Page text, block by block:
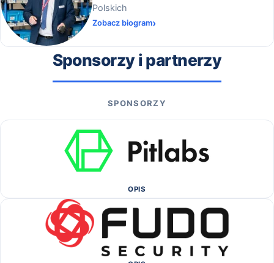
Polskich
Zobacz biogram
Sponsorzy i partnerzy
SPONSORZY
OPIS